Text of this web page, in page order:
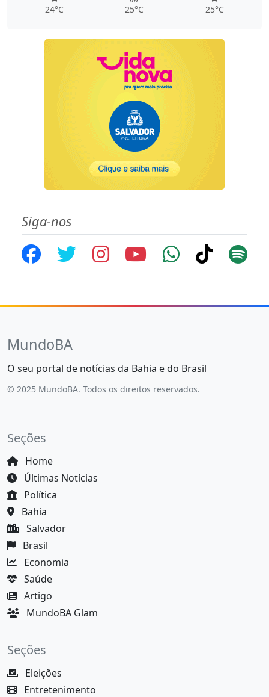
24°C 25°C 25°C
Siga-nos
MundoBA
O seu portal de notícias da Bahia e do Brasil
© 2025 MundoBA. Todos os direitos reservados.
Seções
Home
Últimas Notícias
Política
Bahia
Salvador
Brasil
Economia
Saúde
Artigo
MundoBA Glam
Seções
Eleições
Entretenimento